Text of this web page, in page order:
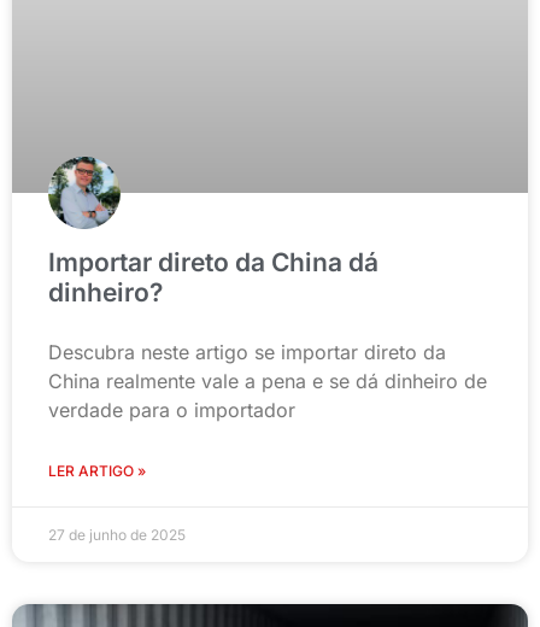
Importar direto da China dá
dinheiro?
Descubra neste artigo se importar direto da
China realmente vale a pena e se dá dinheiro de
verdade para o importador
LER ARTIGO »
27 de junho de 2025